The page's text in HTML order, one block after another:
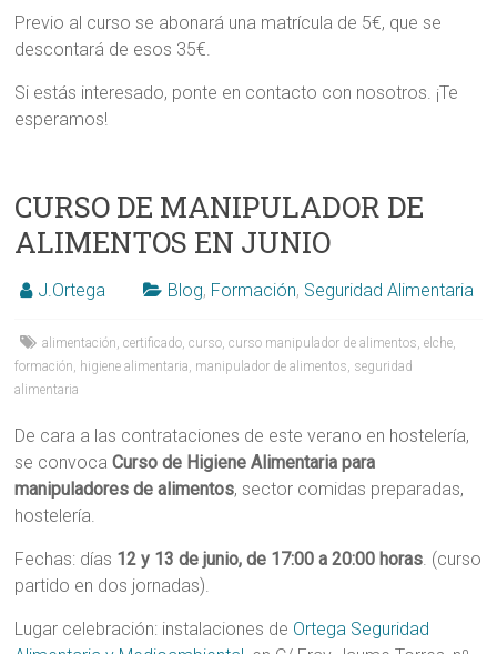
Previo al curso se abonará una matrícula de 5€, que se
descontará de esos 35€.
Si estás interesado, ponte en contacto con nosotros. ¡Te
esperamos!
CURSO DE MANIPULADOR DE
ALIMENTOS EN JUNIO
J.Ortega Blog, Formación, Seguridad Alimentaria
alimentación,certificado,curso,curso manipulador de alimentos,elche,
formación, higiene alimentaria, manipulador de alimentos, seguridad
alimentaria
De cara a las contrataciones de este verano en hostelería,
se convocaCurso de Higiene Alimentaria para
manipuladores de alimentos, sector comidas preparadas,
hostelería.
Fechas: días 12 y 13 de junio, de 17:00 a 20:00 horas. (curso
partido en dos jornadas).
Lugar celebración: instalaciones de Ortega Seguridad